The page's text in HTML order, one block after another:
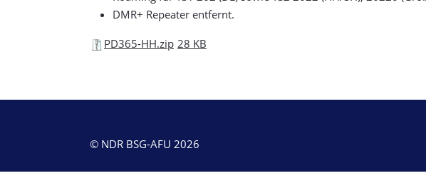
DMR+ Repeater entfernt.
PD365-HH.zip 28 KB
© NDR BSG-AFU 2026